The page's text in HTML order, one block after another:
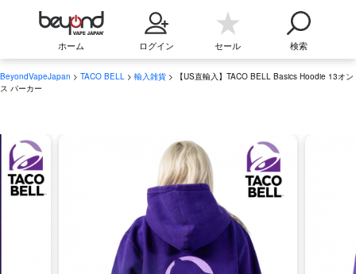
ホーム ログイン セール 検索
BeyondVapeJapan > TACO BELL > 輸入雑貨 > 【US直輸入】TACO BELL Basics Hoodie 13オン
ス パーカー